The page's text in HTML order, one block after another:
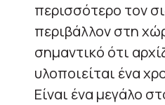
περισσότερο τον
περιβάλλον στη
σημαντικό ότι
υλοποιείται ένα
Είναι ένα μεγάλο